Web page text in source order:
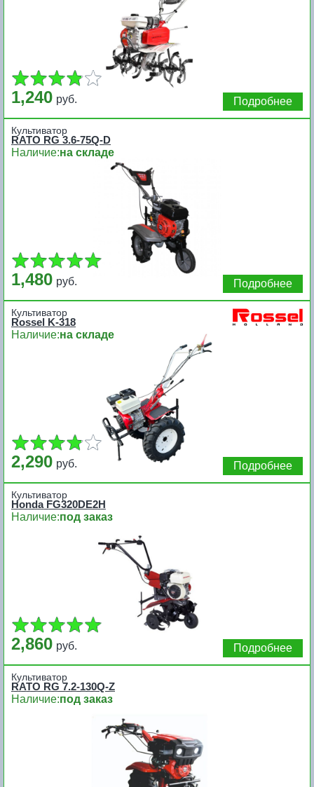
1,240 руб. Подробнее
Культиватор
RATO RG 3.6-75Q-D
Наличие:на складе
1,480 руб. Подробнее
Культиватор
Rossel K-318
Наличие:на складе
2,290 руб. Подробнее
Культиватор
Honda FG320DE2H
Наличие:под заказ
2,860 руб. Подробнее
Культиватор
RATO RG 7.2-130Q-Z
Наличие:под заказ